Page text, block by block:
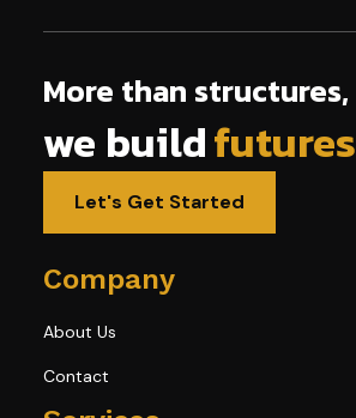
More than structures,
we buildfutures
Let's Get Started
Company
About Us
Contact